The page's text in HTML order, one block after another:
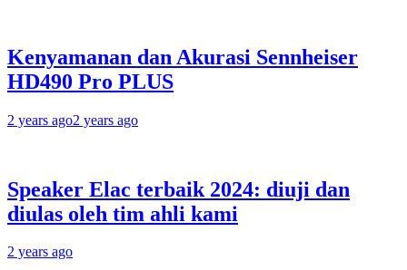
Kenyamanan dan Akurasi Sennheiser
HD490 Pro PLUS
2 years ago2 years ago
Speaker Elac terbaik 2024: diuji dan
diulas oleh tim ahli kami
2 years ago